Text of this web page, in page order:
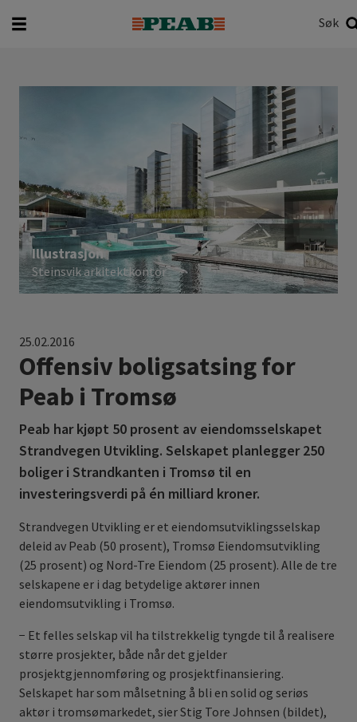
Søk
Illustrasjon
Steinsvik arkitektkontor
25.02.2016
Offensiv boligsatsing for
Peab i Tromsø
Peab har kjøpt 50 prosent av eiendomsselskapet
Strandvegen Utvikling. Selskapet planlegger 250
boliger i Strandkanten i Tromsø til en
investeringsverdi på én milliard kroner.
Strandvegen Utvikling er et eiendomsutviklingsselskap
deleid av Peab (50 prosent), Tromsø Eiendomsutvikling
(25 prosent) og Nord-Tre Eiendom (25 prosent). Alle de tre
selskapene er i dag betydelige aktører innen
eiendomsutvikling i Tromsø.
− Et felles selskap vil ha tilstrekkelig tyngde til å realisere
større prosjekter, både når det gjelder
prosjektgjennomføring og prosjektfinansiering.
Selskapet har som målsetning å bli en solid og seriøs
aktør i tromsømarkedet, sier Stig Tore Johnsen (bildet),